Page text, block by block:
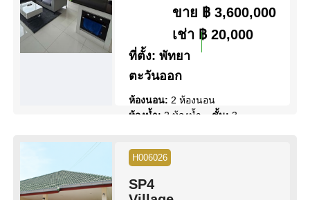
ดูข้อมูล ติดต่อ
ขาย ฿ 3,600,000
เช่า฿ 20,000
ที่ตั้ง: พัทยา
ตะวันออก
ห้องนอน: 2 ห้องนอน
ห้องน้ำ: 2 ห้องน้ำ ชั้น: 3
กลาง
วิว:
วิว เมือง
H006026
SP4